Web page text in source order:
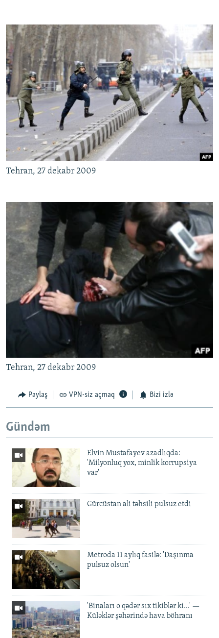
Tehran, 27 dekabr 2009
Tehran, 27 dekabr 2009
Paylaş VPN-siz açmaq Bizi izlə
Gündəm
Elvin Mustafayev azadlıqda:
'Milyonluq yox, minlik korrupsiya
var'
Gürcüstan ali təhsili pulsuz etdi
Metroda 11 aylıq fasilə: 'Daşınma
pulsuz olsun'
'Binaları o qədər sıx tikiblər ki...' —
Küləklər şəhərində hava böhranı